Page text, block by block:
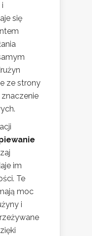
się
ze strony
im
Te
moc
i